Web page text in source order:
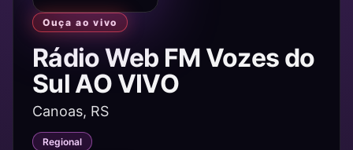
Ouça ao vivo
Rádio Web FM Vozes do
Sul AO VIVO
Canoas, RS
Regional